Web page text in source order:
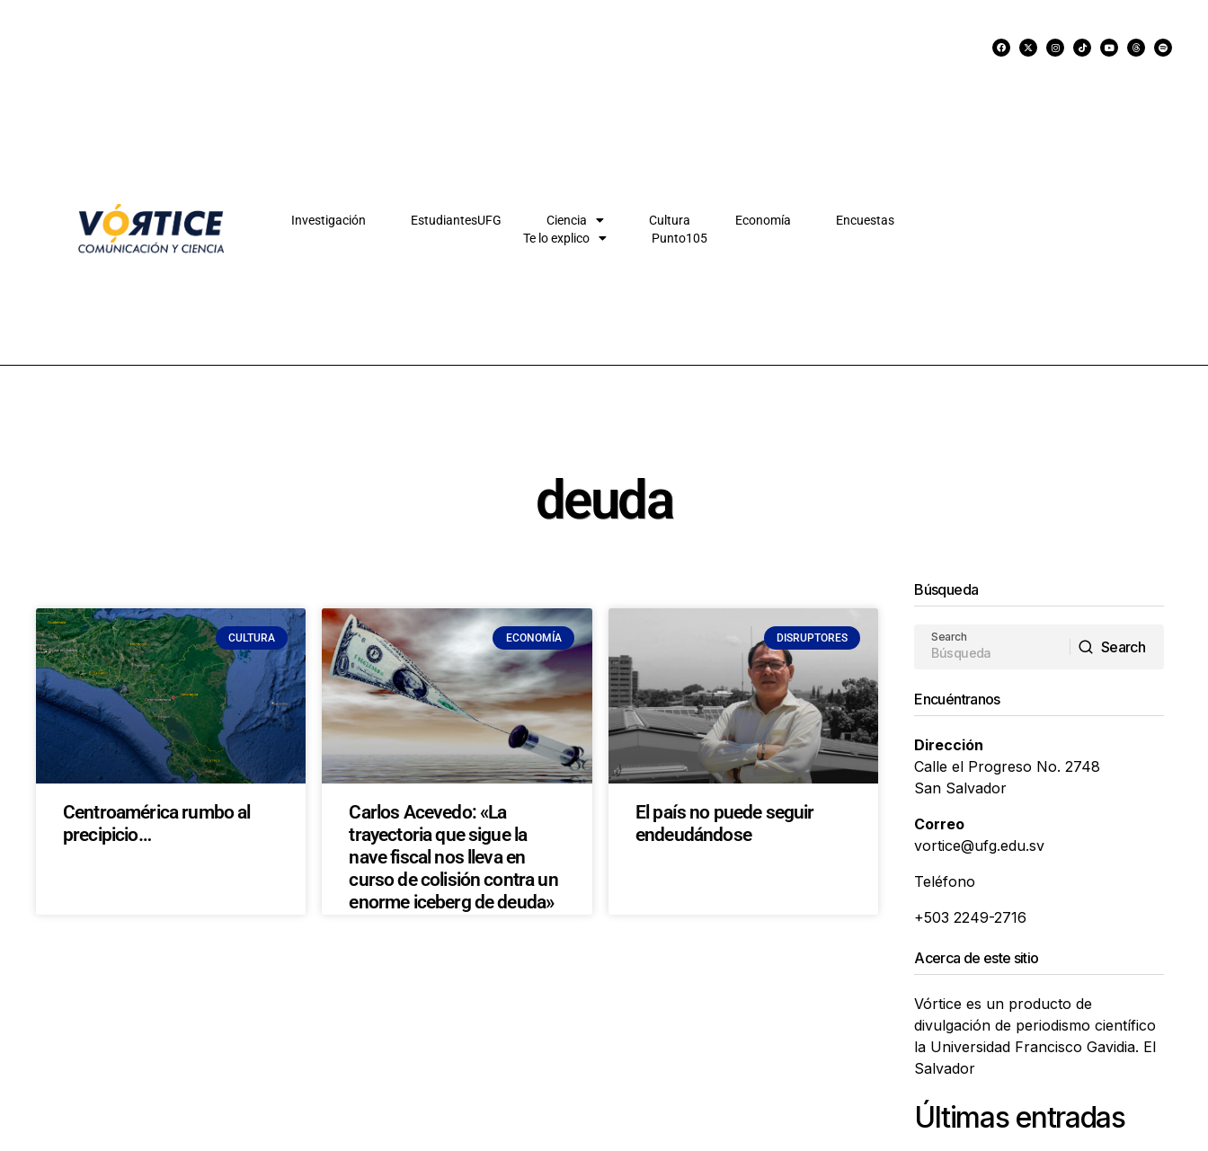
Investigación EstudiantesUFG Ciencia Cultura Economía
Encuestas
Te lo explico
Punto105
deuda
CULTURA
Centroamérica rumbo al
precipicio…
ECONOMÍA
Carlos Acevedo: «La
trayectoria que sigue la
nave fiscal nos lleva en
curso de colisión contra un
enorme iceberg de deuda»
DISRUPTORES
El país no puede seguir
endeudándose
Búsqueda
Search
Search
Encuéntranos
Dirección
Calle el Progreso No. 2748
San Salvador
Correo
vortice@ufg.edu.sv
Teléfono
+503 2249-2716
Acerca de este sitio
Vórtice es un producto de
divulgación de periodismo científico
la Universidad Francisco Gavidia. El
Salvador
Últimas entradas